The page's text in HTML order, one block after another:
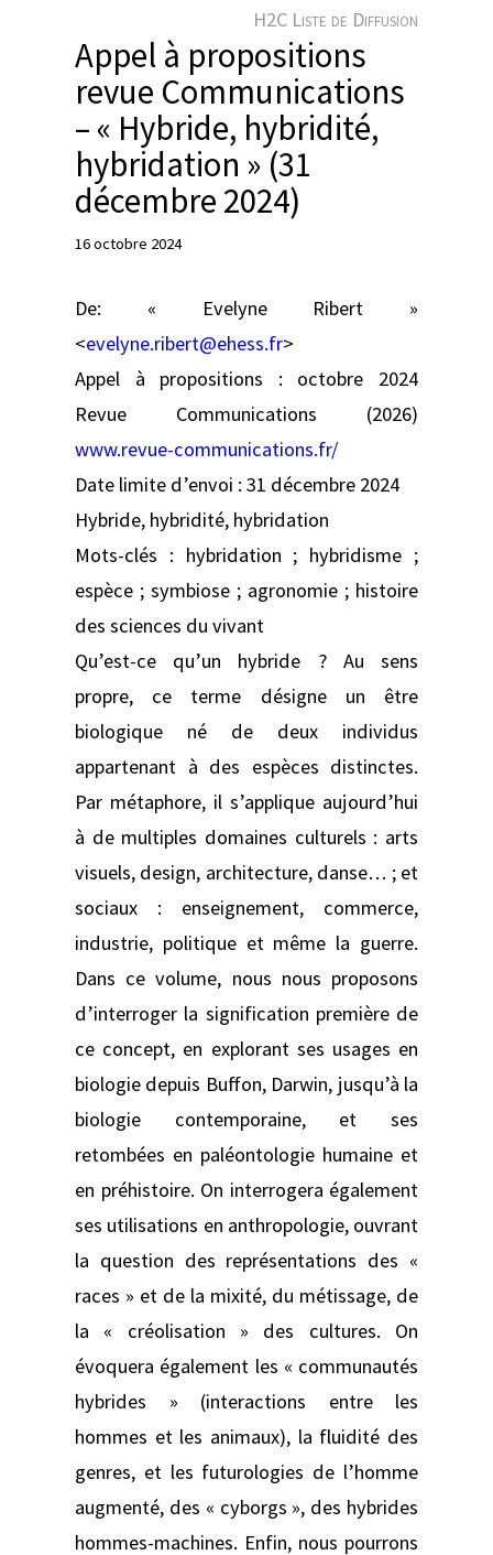
H2C Liste de Diffusion
Appel à propositions
revue Communications
– « Hybride, hybridité,
hybridation » (31
décembre 2024)
16 octobre 2024
De: « Evelyne Ribert »
<evelyne.ribert@ehess.fr>
Appel à propositions : octobre 2024
Revue Communications (2026)
www.revue-communications.fr/
Date limite d’envoi : 31 décembre 2024
Hybride, hybridité, hybridation
Mots-clés : hybridation ; hybridisme ;
espèce ; symbiose ; agronomie ; histoire
des sciences du vivant
Qu’est-ce qu’un hybride ? Au sens
propre, ce terme désigne un être
biologique né de deux individus
appartenant à des espèces distinctes.
Par métaphore, il s’applique aujourd’hui
à de multiples domaines culturels : arts
visuels, design, architecture, danse… ; et
sociaux : enseignement, commerce,
industrie, politique et même la guerre.
Dans ce volume, nous nous proposons
d’interroger la signification première de
ce concept, en explorant ses usages en
biologie depuis Buffon, Darwin, jusqu’à la
biologie contemporaine, et ses
retombées en paléontologie humaine et
en préhistoire. On interrogera également
ses utilisations en anthropologie, ouvrant
la question des représentations des «
races » et de la mixité, du métissage, de
la « créolisation » des cultures. On
évoquera également les « communautés
hybrides » (interactions entre les
hommes et les animaux), la fluidité des
genres, et les futurologies de l’homme
augmenté, des « cyborgs », des hybrides
hommes-machines. Enfin, nous pourrons